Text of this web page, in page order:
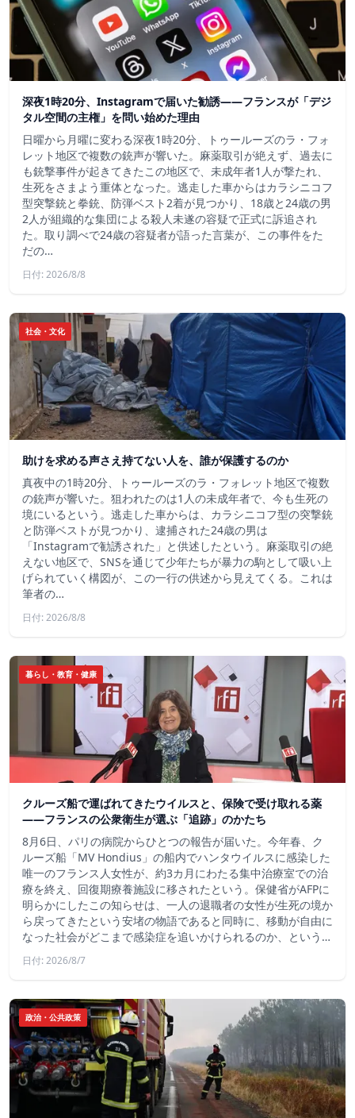
深夜1時20分、Instagramで届いた勧誘――フランスが「デジ
タル空間の主権」を問い始めた理由
日曜から月曜に変わる深夜1時20分、トゥールーズのラ・フォ
レット地区で複数の銃声が響いた。麻薬取引が絶えず、過去に
も銃撃事件が起きてきたこの地区で、未成年者1人が撃たれ、
生死をさまよう重体となった。逃走した車からはカラシニコフ
型突撃銃と拳銃、防弾ベスト2着が見つかり、18歳と24歳の男
2人が組織的な集団による殺人未遂の容疑で正式に訴追され
た。取り調べで24歳の容疑者が語った言葉が、この事件をた
だの…
日付: 2026/8/8
社会・文化
助けを求める声さえ持てない人を、誰が保護するのか
真夜中の1時20分、トゥールーズのラ・フォレット地区で複数
の銃声が響いた。狙われたのは1人の未成年者で、今も生死の
境にいるという。逃走した車からは、カラシニコフ型の突撃銃
と防弾ベストが見つかり、逮捕された24歳の男は
「Instagramで勧誘された」と供述したという。麻薬取引の絶
えない地区で、SNSを通じて少年たちが暴力の駒として吸い上
げられていく構図が、この一行の供述から見えてくる。これは
筆者の…
日付: 2026/8/8
暮らし・教育・健康
クルーズ船で運ばれてきたウイルスと、保険で受け取れる薬
――フランスの公衆衛生が選ぶ「追跡」のかたち
8月6日、パリの病院からひとつの報告が届いた。今年春、ク
ルーズ船「MV Hondius」の船内でハンタウイルスに感染した
唯一のフランス人女性が、約3カ月にわたる集中治療室での治
療を終え、回復期療養施設に移されたという。保健省がAFPに
明らかにしたこの知らせは、一人の退職者の女性が生死の境か
ら戻ってきたという安堵の物語であると同時に、移動が自由に
なった社会がどこまで感染症を追いかけられるのか、という…
日付: 2026/8/7
政治・公共政策